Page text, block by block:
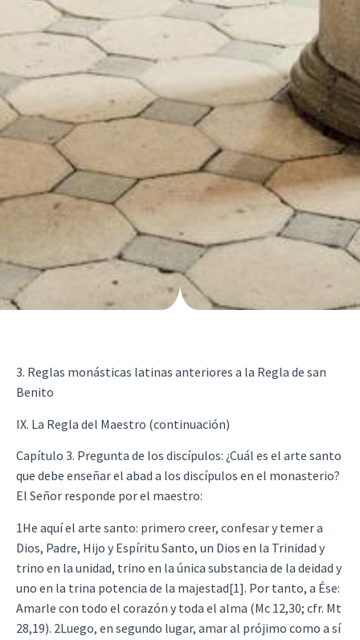
3. Reglas monásticas latinas anteriores a la Regla de san
Benito
IX. La Regla del Maestro (continuación)
Capítulo 3. Pregunta de los discípulos: ¿Cuál es el arte santo
que debe enseñar el abad a los discípulos en el monasterio?
El Señor responde por el maestro:
1He aquí el arte santo: primero creer, confesar y temer a
Dios, Padre, Hijo y Espíritu Santo, un Dios en la Trinidad y
trino en la unidad, trino en la única substancia de la deidad y
uno en la trina potencia de la majestad[1]. Por tanto, a Ése:
Amarle con todo el corazón y toda el alma (Mc 12,30; cfr. Mt
28,19). 2Luego, en segundo lugar, amar al prójimo como a sí